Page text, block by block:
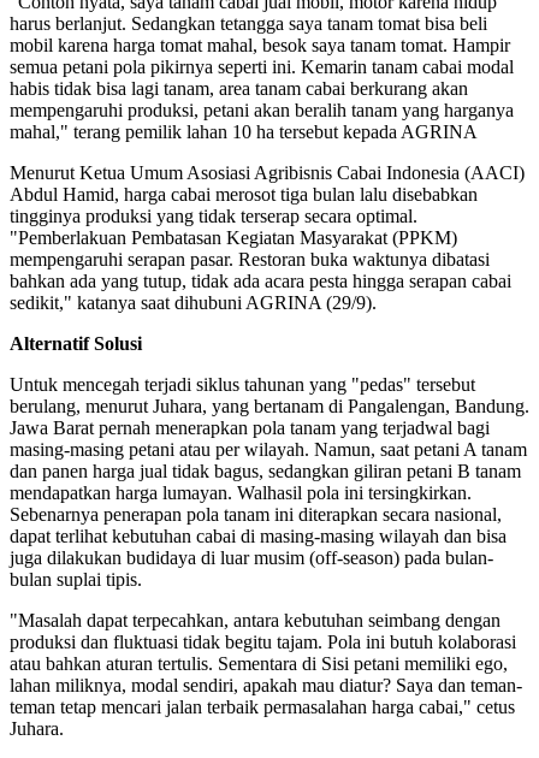
harus berlanjut. Sedangkan tetangga saya tanam tomat bisa beli
mobil karena harga tomat mahal, besok saya tanam tomat. Hampir
semua petani pola pikirnya seperti ini. Kemarin tanam cabai modal
habis tidak bisa lagi tanam, area tanam cabai berkurang akan
mempengaruhi produksi, petani akan beralih tanam yang harganya
mahal," terang pemilik lahan 10 ha tersebut kepada AGRINA
Menurut Ketua Umum Asosiasi Agribisnis Cabai Indonesia (AACI)
Abdul Hamid, harga cabai merosot tiga bulan lalu disebabkan
tingginya produksi yang tidak terserap secara optimal.
"Pemberlakuan Pembatasan Kegiatan Masyarakat (PPKM)
mempengaruhi serapan pasar. Restoran buka waktunya dibatasi
bahkan ada yang tutup, tidak ada acara pesta hingga serapan cabai
sedikit," katanya saat dihubuni AGRINA (29/9).
Alternatif Solusi
Untuk mencegah terjadi siklus tahunan yang "pedas" tersebut
berulang, menurut Juhara, yang bertanam di Pangalengan, Bandung.
Jawa Barat pernah menerapkan pola tanam yang terjadwal bagi
masing-masing petani atau per wilayah. Namun, saat petani A tanam
dan panen harga jual tidak bagus, sedangkan giliran petani B tanam
mendapatkan harga lumayan. Walhasil pola ini tersingkirkan.
Sebenarnya penerapan pola tanam ini diterapkan secara nasional,
dapat terlihat kebutuhan cabai di masing-masing wilayah dan bisa
juga dilakukan budidaya di luar musim (off-season) pada bulan-
bulan suplai tipis.
"Masalah dapat terpecahkan, antara kebutuhan seimbang dengan
produksi dan fluktuasi tidak begitu tajam. Pola ini butuh kolaborasi
atau bahkan aturan tertulis. Sementara di Sisi petani memiliki ego,
lahan miliknya, modal sendiri, apakah mau diatur? Saya dan teman-
teman tetap mencari jalan terbaik permasalahan harga cabai," cetus
Juhara.